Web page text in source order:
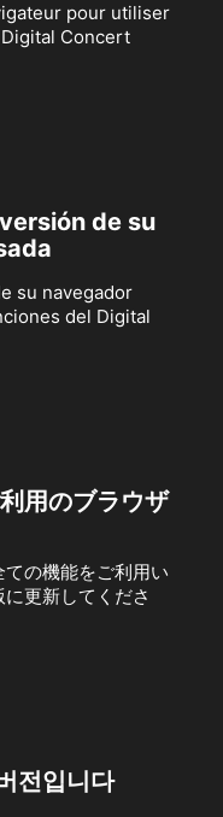
pour utiliser
Concert
de su
su navegador
del Digital
用のブラウザ
の機能をご利用い
更新してくださ
전입니다